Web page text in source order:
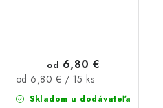
Skladom u dodávateľa
od 6,80 €
Jednotková
cena:
od 6,80 € / 15 ks